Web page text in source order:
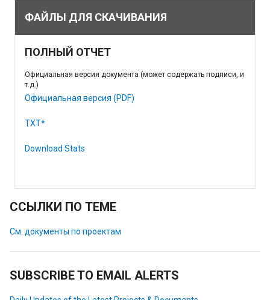
ФАЙЛЫ ДЛЯ СКАЧИВАНИЯ
ПОЛНЫЙ ОТЧЕТ
Официальная версия документа (может содержать подписи, и
т.д.)
Официальная версия (PDF)
TXT*
Download Stats
ССЫЛКИ ПО ТЕМЕ
См. документы по проектам
SUBSCRIBE TO EMAIL ALERTS